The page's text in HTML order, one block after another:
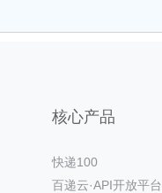
核心产品
快递100
百递云·API开放平台